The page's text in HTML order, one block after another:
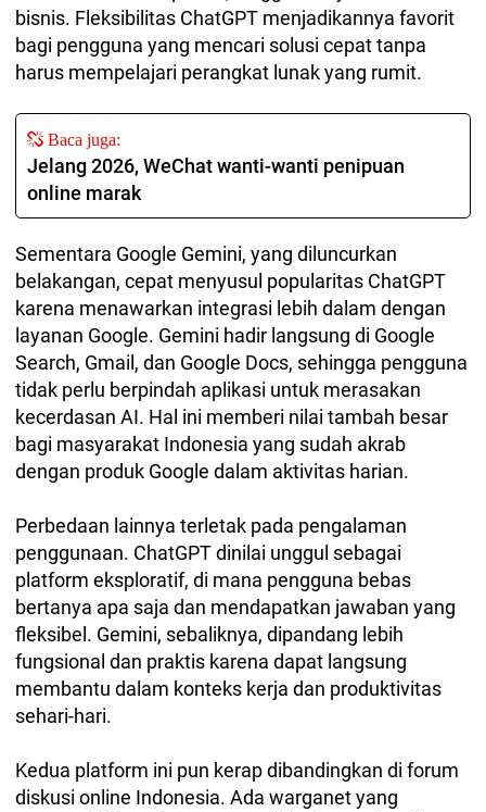
bisnis. Fleksibilitas ChatGPT menjadikannya favorit
bagi pengguna yang mencari solusi cepat tanpa
harus mempelajari perangkat lunak yang rumit.
Baca juga:
Jelang 2026, WeChat wanti-wanti penipuan
online marak
Sementara Google Gemini, yang diluncurkan
belakangan, cepat menyusul popularitas ChatGPT
karena menawarkan integrasi lebih dalam dengan
layanan Google. Gemini hadir langsung di Google
Search, Gmail, dan Google Docs, sehingga pengguna
tidak perlu berpindah aplikasi untuk merasakan
kecerdasan AI. Hal ini memberi nilai tambah besar
bagi masyarakat Indonesia yang sudah akrab
dengan produk Google dalam aktivitas harian.
Perbedaan lainnya terletak pada pengalaman
penggunaan. ChatGPT dinilai unggul sebagai
platform eksploratif, di mana pengguna bebas
bertanya apa saja dan mendapatkan jawaban yang
fleksibel. Gemini, sebaliknya, dipandang lebih
fungsional dan praktis karena dapat langsung
membantu dalam konteks kerja dan produktivitas
sehari-hari.
Kedua platform ini pun kerap dibandingkan di forum
diskusi online Indonesia. Ada warganet yang